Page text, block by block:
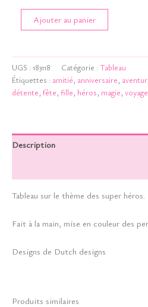
heroic
Ajouter au panier
UGS : 183118 Catégorie : Tableau
Étiquettes : amitié, anniversaire,
détente, fête, fille, héros, magie, voyage
Description
Tableau sur le thème des super héros.
Fait à la main, mise en couleur des
Designs de Dutch designs
Produits similaires